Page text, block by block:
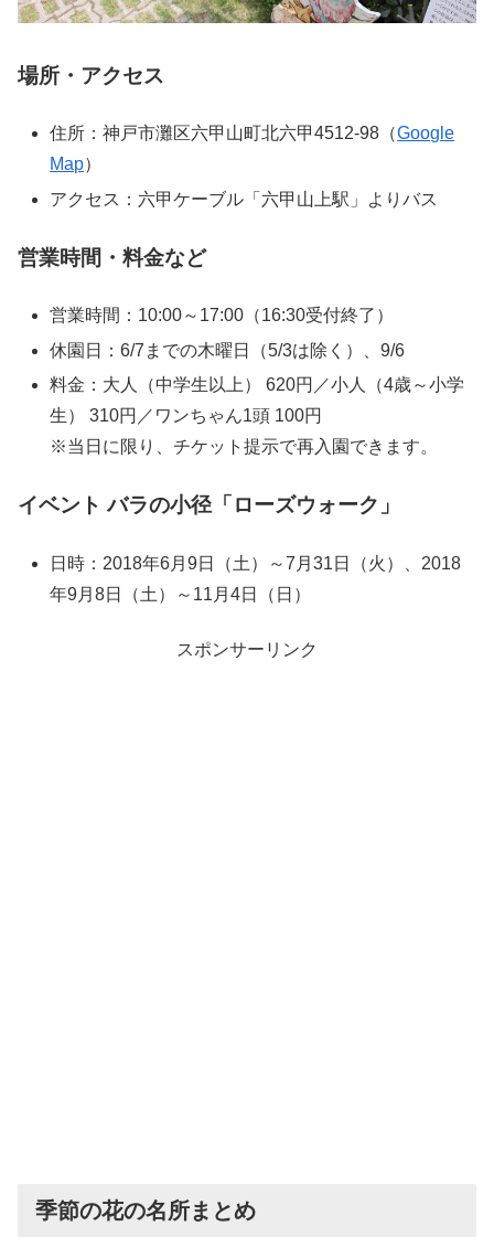
場所・アクセス
住所：神戸市灘区六甲山町北六甲4512-98（Google
Map）
アクセス：六甲ケーブル「六甲山上駅」よりバス
営業時間・料金など
営業時間：10:00～17:00（16:30受付終了）
休園日：6/7までの木曜日（5/3は除く）、9/6
料金：大人（中学生以上） 620円／小人（4歳～小学
生） 310円／ワンちゃん1頭 100円
※当日に限り、チケット提示で再入園できます。
イベント バラの小径「ローズウォーク」
日時：2018年6月9日（土）～7月31日（火）、2018
年9月8日（土）～11月4日（日）
スポンサーリンク
季節の花の名所まとめ